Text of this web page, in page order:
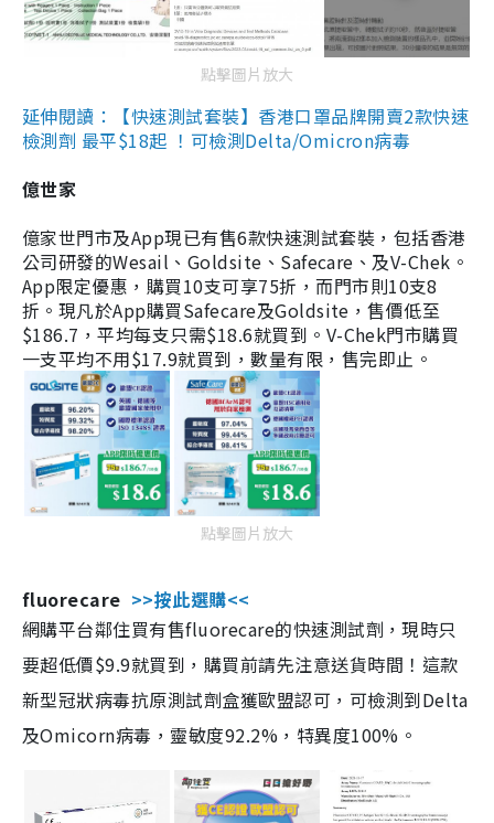
點擊圖片放大
延伸閱讀：【快速測試套裝】香港口罩品牌開賣2款快速
檢測劑 最平$18起 ！可檢測Delta/Omicron病毒
億世家
億家世門市及App現已有售6款快速測試套裝，包括香港
公司研發的Wesail、Goldsite、Safecare、及V-Chek。
App限定優惠，購買10支可享75折，而門市則10支8
折。現凡於App購買Safecare及Goldsite，售價低至
$186.7，平均每支只需$18.6就買到。V-Chek門市購買
一支平均不用$17.9就買到，數量有限，售完即止。
點擊圖片放大
fluorecare >>按此選購<<
網購平台鄰住買有售fluorecare的快速測試劑，現時只
要超低價$9.9就買到，購買前請先注意送貨時間！這款
新型冠狀病毒抗原測試劑盒獲歐盟認可，可檢測到Delta
及Omicorn病毒，靈敏度92.2%，特異度100%。